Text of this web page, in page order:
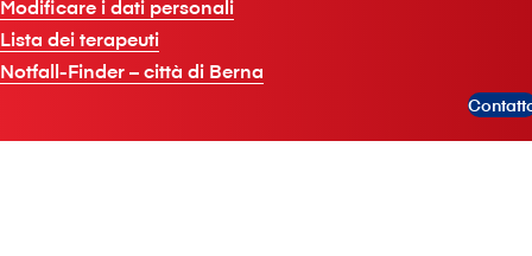
Modificare i dati personali
Lista dei terapeuti
Notfall-Finder – città di Berna
A proposito di V⁠i⁠s⁠a⁠n⁠a